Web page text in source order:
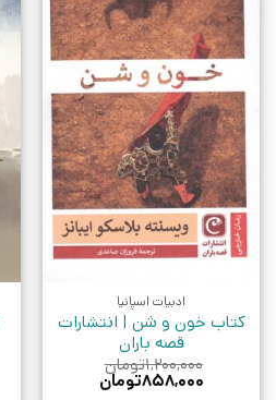
ادبیات اسپانیا
کتاب خون و شن | انتشارات
قصه باران
۱,۲۰۰,۰۰۰تومان
قیمت
۸۵۸,۰۰۰تومان